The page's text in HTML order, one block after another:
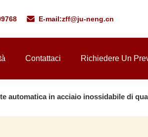
E-mail:zff@ju-neng.cn
Contattaci Richiedere Un
automatica in acciaio inossidabile di